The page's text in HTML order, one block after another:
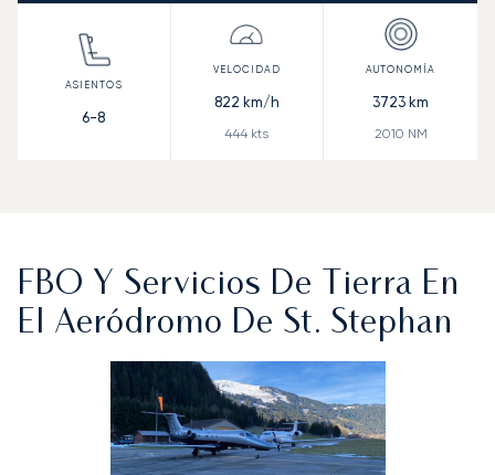
6-8
822 km/h
444 kts
3723 km
2010 NM
FBO Y Servicios De Tierra En
El Aeródromo De St. Stephan